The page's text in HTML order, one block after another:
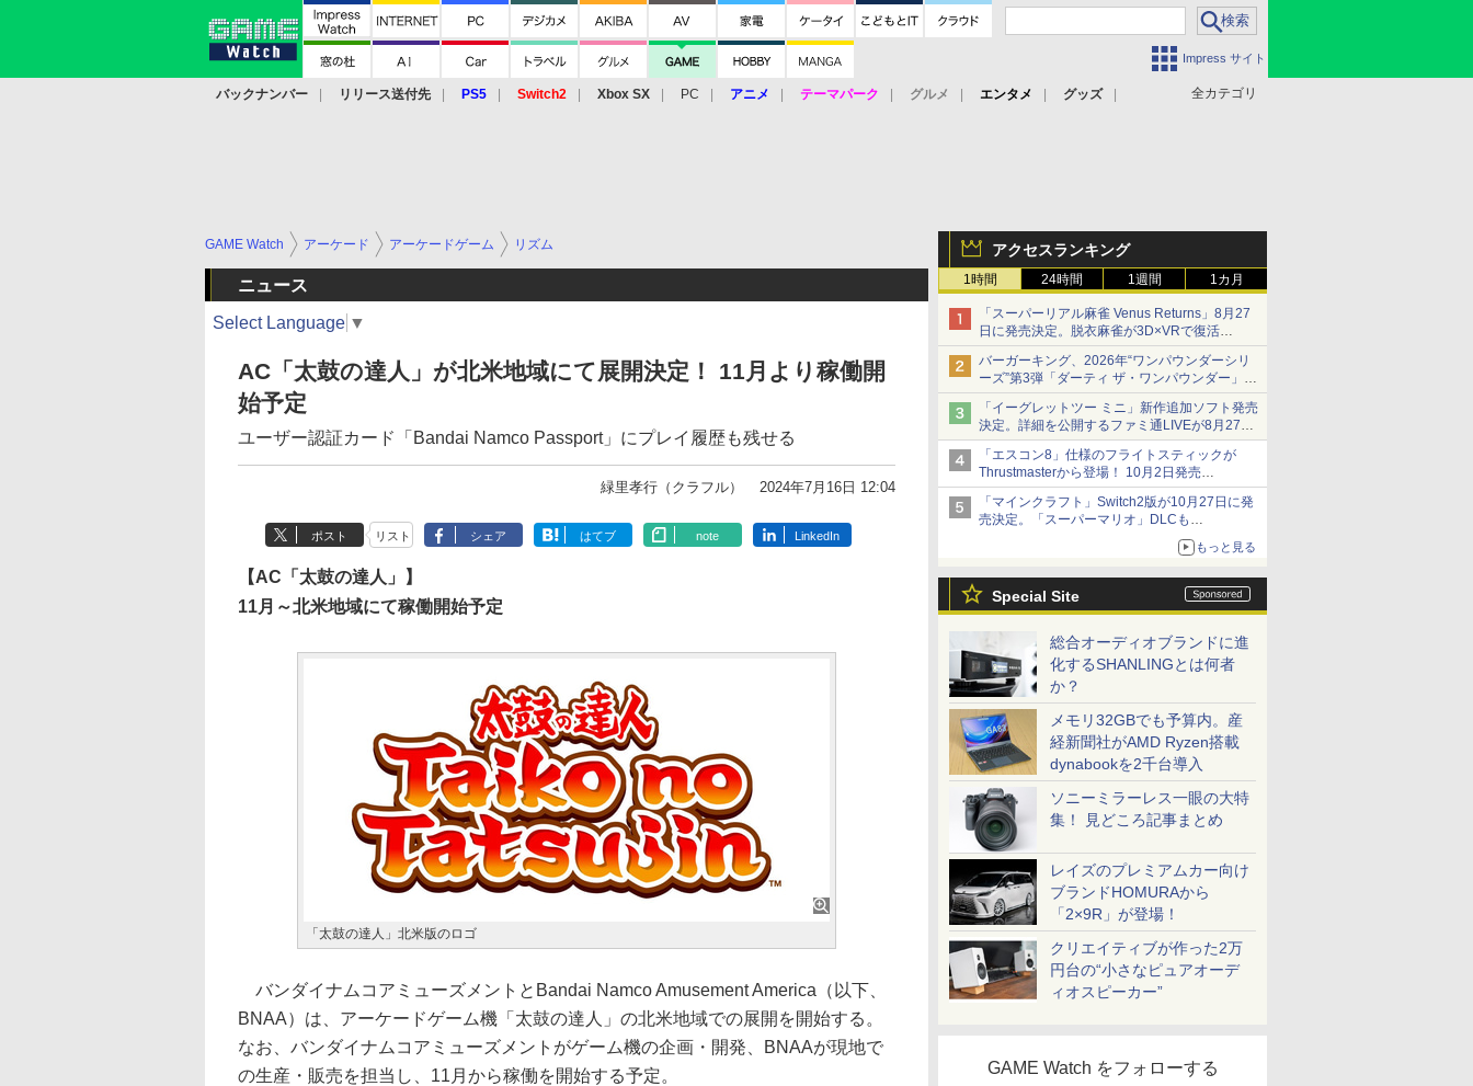
Impress サイト
全カテゴリ
バックナンバー リリース送付先 PS5 Switch2 Xbox SX PC アニメ テーマパーク グルメ エンタメ
グッズ
アクセスランキング
1時間 24時間 1週間 1カ月
「スーパーリアル麻雀 Venus Returns」8月27
日に発売決定。脱衣麻雀が3D×VRで復活
発売から2週間は20%オフになるセールが実施
バーガーキング、2026年“ワンパウンダーシリ
ーズ”第3弾「ダーティ ザ・ワンパウンダー」を
8月7日発売
「特製ガーリックマヨソース」を使用した超大
型チーズバーガー
「イーグレットツー ミニ」新作追加ソフト発売
決定。詳細を公開するファミ通LIVEが8月27日
20時から配信
シリーズ累計100タイトルへ
「エスコン8」仕様のフライトスティックが
Thrustmasterから登場！ 10月2日発売
ジョイスティックに振動機能を搭載。予約受付
も開始
「マインクラフト」Switch2版が10月27日に発
売決定。「スーパーマリオ」DLCも
Switch版からのアップグレードも可能に
もっと見る
Special Site
総合オーディオブランドに進
化するSHANLINGとは何者
か？
メモリ32GBでも予算内。産
経新聞社がAMD Ryzen搭載
dynabookを2千台導入
ソニーミラーレス一眼の大特
集！ 見どころ記事まとめ
レイズのプレミアムカー向け
ブランドHOMURAから
「2×9R」が登場！
クリエイティブが作った2万
円台の“小さなピュアオーデ
ィオスピーカー”
GAME Watch をフォローする
GAME Watch アーケード アーケードゲーム リズム
ニュース
Select Language ▼
AC「太鼓の達人」が北米地域にて展開決定！ 11月より稼働開
始予定
ユーザー認証カード「Bandai Namco Passport」にプレイ履歴も残せる
緑里孝行（クラフル） 2024年7月16日 12:04
ポスト リスト シェア はてブ note LinkedIn
【AC「太鼓の達人」】
11月～北米地域にて稼働開始予定
「太鼓の達人」北米版のロゴ
バンダイナムコアミューズメントとBandai Namco Amusement America（以下、
BNAA）は、アーケードゲーム機「太鼓の達人」の北米地域での展開を開始する。
なお、バンダイナムコアミューズメントがゲーム機の企画・開発、BNAAが現地で
の生産・販売を担当し、11月から稼働を開始する予定。